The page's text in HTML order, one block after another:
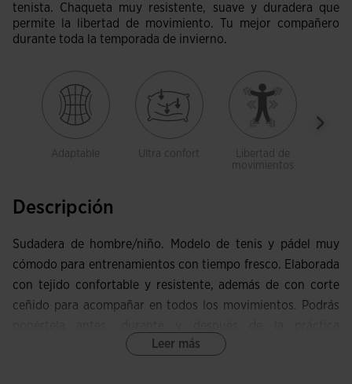
tenista. Chaqueta muy resistente, suave y duradera que
permite la libertad de movimiento. Tu mejor compañero
durante toda la temporada de invierno.
Adaptable Ultra confort
Libertad de
movimientos
Descripción
Sudadera de hombre/niño. Modelo de tenis y pádel muy
cómodo para entrenamientos con tiempo fresco. Elaborada
con tejido confortable y resistente, además de con corte
ceñido para acompañar en todos los movimientos. Podrás
Leer más